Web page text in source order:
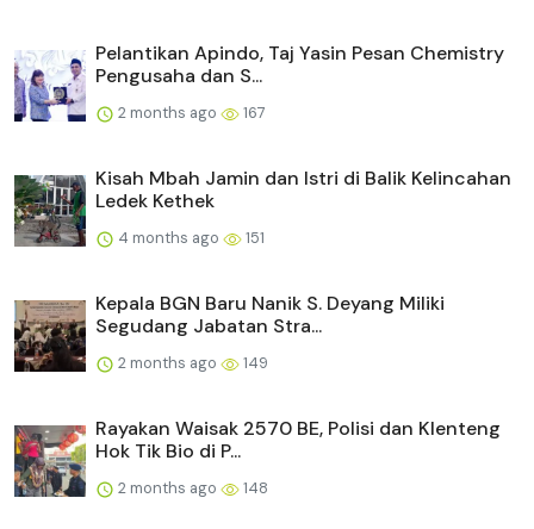
Pelantikan Apindo, Taj Yasin Pesan Chemistry
Pengusaha dan S...
2 months ago 167
Kisah Mbah Jamin dan Istri di Balik Kelincahan
Ledek Kethek
4 months ago 151
Kepala BGN Baru Nanik S. Deyang Miliki
Segudang Jabatan Stra...
2 months ago 149
Rayakan Waisak 2570 BE, Polisi dan Klenteng
Hok Tik Bio di P...
2 months ago 148